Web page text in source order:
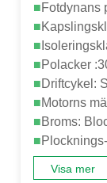
■Fotdynans
■
■
■Polacker
■Driftcykel:
■Motorns
■Broms:
■
Visa mer